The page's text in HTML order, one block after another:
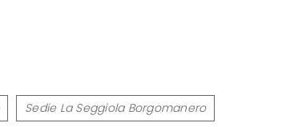
Sedie La Seggiola Borgomanero